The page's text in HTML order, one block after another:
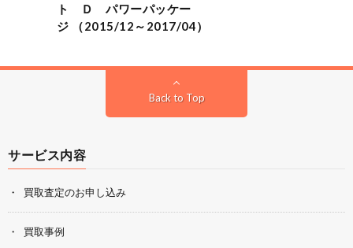
ト Ｄ パワーパッケー
ジ （2015/12～2017/04）
Back to Top
サービス内容
買取査定のお申し込み
買取事例